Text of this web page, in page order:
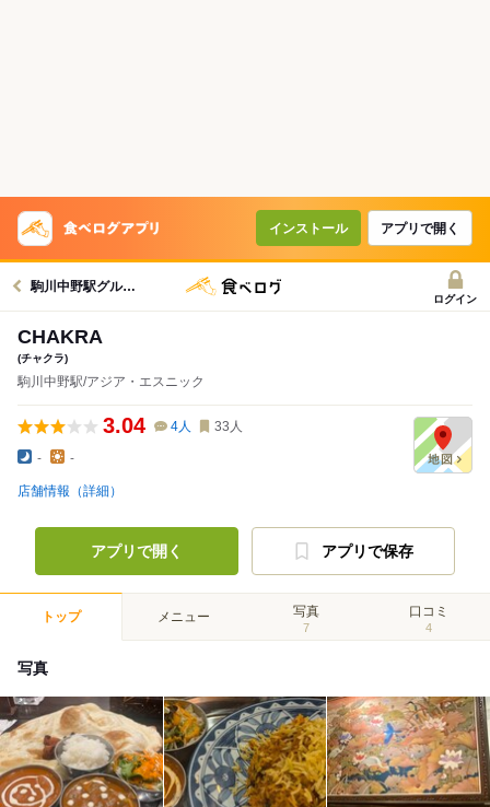
インストール アプリで開く
駒川中野駅グルメへ
ログイン
CHAKRA
(チャクラ)
駒川中野駅/アジア・エスニック
3.04 4人 33 人
- -
店舗情報（詳細）
アプリで開く アプリで保存
トップ メニュー 写真
7
口コミ
4
写真